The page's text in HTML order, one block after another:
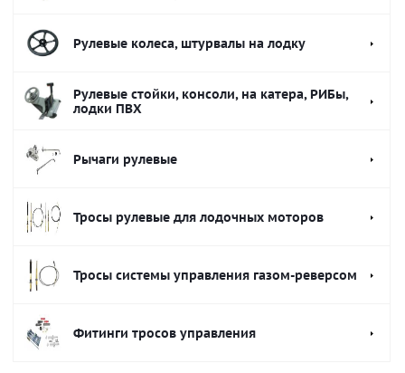
Рулевые колеса, штурвалы на лодку
Рулевые стойки, консоли, на катера, РИБы,
лодки ПВХ
Рычаги рулевые
Тросы рулевые для лодочных моторов
Тросы системы управления газом-реверсом
Фитинги тросов управления